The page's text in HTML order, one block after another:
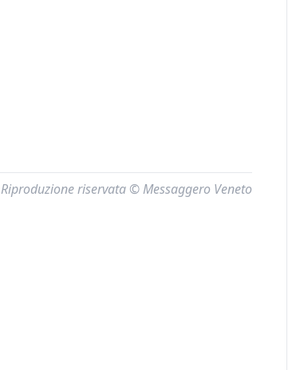
Riproduzione riservata © Messaggero Veneto